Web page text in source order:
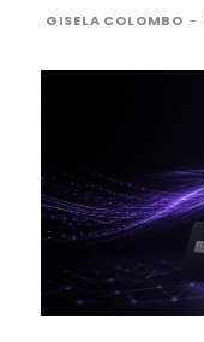
GISELA COLOMBO -